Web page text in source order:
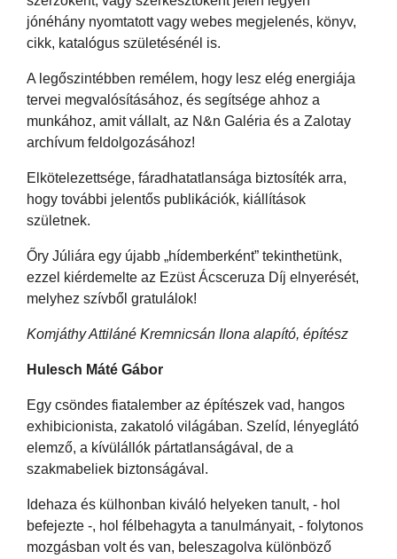
jónéhány nyomtatott vagy webes megjelenés, könyv,
cikk, katalógus születésénél is.
A legőszintébben remélem, hogy lesz elég energiája
tervei megvalósításához, és segítsége ahhoz a
munkához, amit vállalt, az N&n Galéria és a Zalotay
archívum feldolgozásához!
Elkötelezettsége, fáradhatatlansága biztosíték arra,
hogy további jelentős publikációk, kiállítások
születnek.
Őry Júliára egy újabb „hídemberként” tekinthetünk,
ezzel kiérdemelte az Ezüst Ácsceruza Díj elnyerését,
melyhez szívből gratulálok!
Komjáthy Attiláné Kremnicsán Ilona alapító, építész
Hulesch Máté Gábor
Egy csöndes fiatalember az építészek vad, hangos
exhibicionista, zakatoló világában. Szelíd, lényeglátó
elemző, a kívülállók pártatlanságával, de a
szakmabeliek biztonságával.
Idehaza és külhonban kiváló helyeken tanult, - hol
befejezte -, hol félbehagyta a tanulmányait, - folytonos
mozgásban volt és van, beleszagolva különböző